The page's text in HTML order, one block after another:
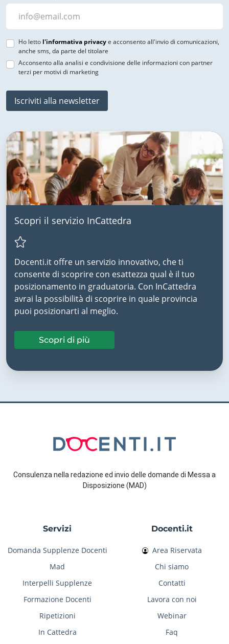
Ho letto l'informativa privacye acconsento all'invio di comunicazioni,
anche sms, da parte del titolare
Acconsento alla analisi e condivisione delle informazioni con partner
terzi per motivi di marketing
Iscriviti alla newsletter
Scopri il servizio InCattedra
Docenti.it offre un servizio innovativo, che ti
consente di scoprire con esattezza qual è il tuo
posizionamento in graduatoria. Con InCattedra
avrai la possibilità di scoprire in quale provincia
puoi posizionarti al meglio.
Scopri di più
Consulenza nella redazione ed invio delle domande di Messa a
Disposizione (MAD)
Servizi
Domanda Supplenze Docenti
Mad
Interpelli Supplenze
Formazione Docenti
Ripetizioni
In Cattedra
Docenti.it
Area Riservata
Chi siamo
Contatti
Lavora con noi
Webinar
Faq